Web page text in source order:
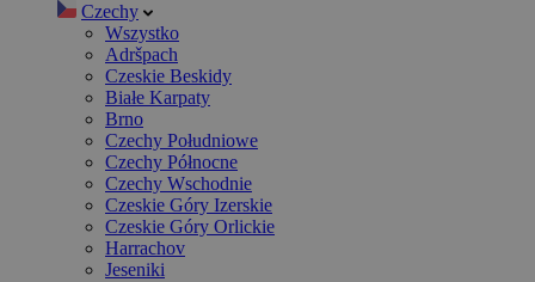
Czechy
Wszystko
Adršpach
Czeskie Beskidy
Białe Karpaty
Brno
Czechy Południowe
Czechy Północne
Czechy Wschodnie
Czeskie Góry Izerskie
Czeskie Góry Orlickie
Harrachov
Jeseniki